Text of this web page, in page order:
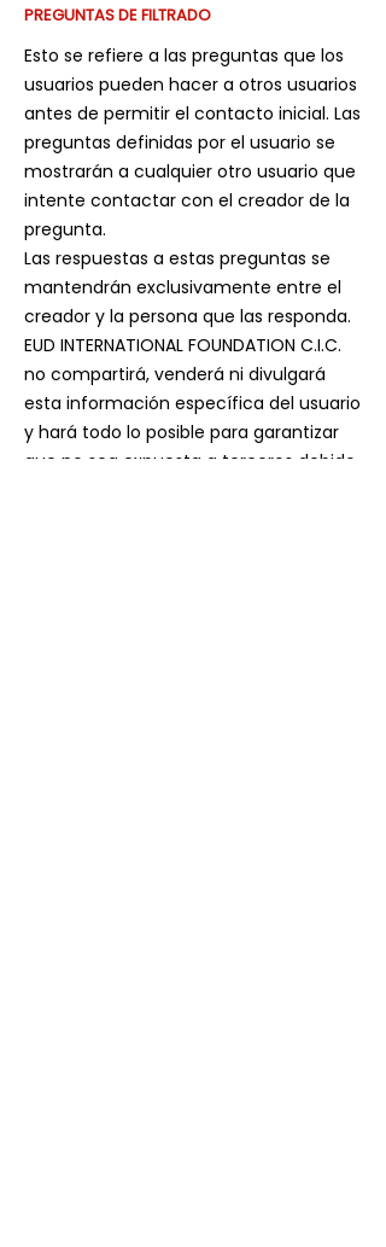
PREGUNTAS DE FILTRADO
Esto se refiere a las preguntas que los
usuarios pueden hacer a otros usuarios
antes de permitir el contacto inicial. Las
preguntas definidas por el usuario se
mostrarán a cualquier otro usuario que
intente contactar con el creador de la
pregunta.
Las respuestas a estas preguntas se
mantendrán exclusivamente entre el
creador y la persona que las responda.
EUD INTERNATIONAL FOUNDATION C.I.C.
no compartirá, venderá ni divulgará
esta información específica del usuario
y hará todo lo posible para garantizar
que no sea expuesta a terceros debido